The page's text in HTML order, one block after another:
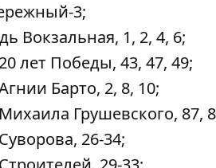
3;
Вокзальная, 1, 2, 4, 6;
лет Победы, 43, 47, 49;
Барто, 2, 8, 10;
Грушевского, 87,
26-34;